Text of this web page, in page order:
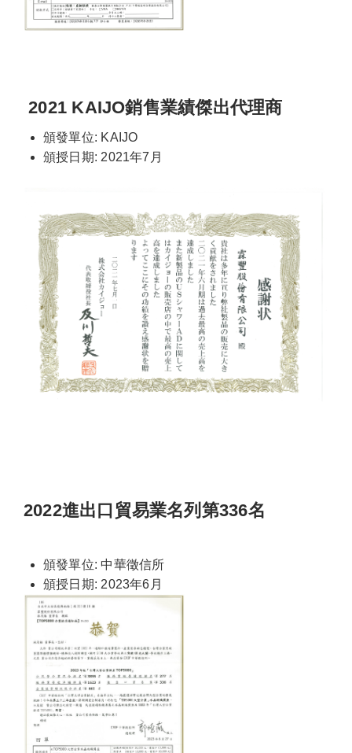
2021 KAIJO銷售業績傑出代理商
頒發單位: KAIJO
頒授日期: 2021年7月
2022進出口貿易業名列第336名
頒發單位: 中華徵信所
頒授日期: 2023年6月